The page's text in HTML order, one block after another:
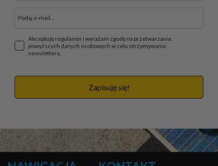
Akceptuję regulamin i wyrażam zgodę na przetwarzanie
powyższych danych osobowych w celu otrzymywania
newslettera.
Zapisuję się!